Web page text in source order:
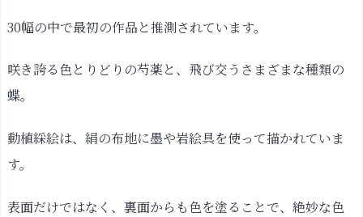
め
た
の
し：
30幅の中で最初の作品と推測されています。
咲き誇る色とりどりの芍薬と、飛び交うさまざまな種類の
蝶。
動植綵絵は、絹の布地に墨や岩絵具を使って描かれていま
す。
表面だけではなく、裏面からも色を塗ることで、絶妙な色